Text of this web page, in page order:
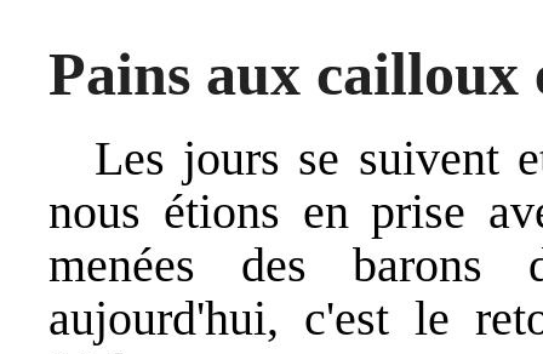
Pains aux
Les jours se suivent
nous étions en prise
menées des barons
aujourd'hui, c'est le